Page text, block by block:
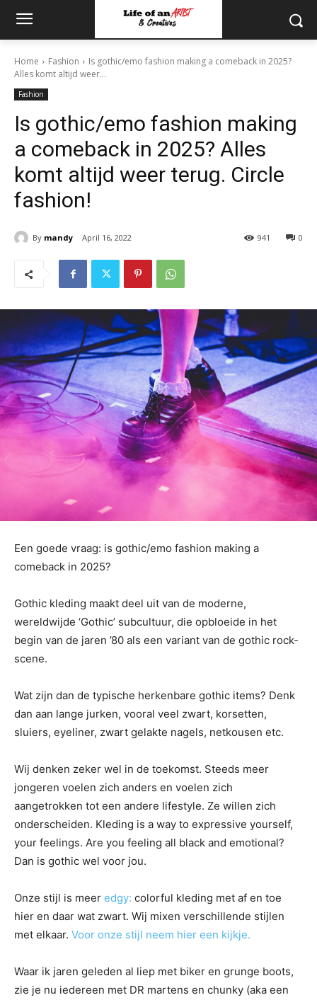
Home Fashion
Is gothic/emo fashion making a comeback in 2025?
Alles komt altijd weer...
Fashion
Is gothic/emo fashion making
a comeback in 2025? Alles
komt altijd weer terug. Circle
fashion!
By mandy April 16, 2022 0
941
Een goede vraag: is gothic/emo fashion making a
comeback in 2025?
Gothic kleding maakt deel uit van de moderne,
wereldwijde ‘Gothic’ subcultuur, die opbloeide in het
begin van de jaren ’80 als een variant van de gothic rock-
scene.
Wat zijn dan de typische herkenbare gothic items? Denk
dan aan lange jurken, vooral veel zwart, korsetten,
sluiers, eyeliner, zwart gelakte nagels, netkousen etc.
Wij denken zeker wel in de toekomst. Steeds meer
jongeren voelen zich anders en voelen zich
aangetrokken tot een andere lifestyle. Ze willen zich
onderscheiden. Kleding is a way to expressive yourself,
your feelings. Are you feeling all black and emotional?
Dan is gothic wel voor jou.
Onze stijl is meer edgy: colorful kleding met af en toe
hier en daar wat zwart. Wij mixen verschillende stijlen
met elkaar. Voor onze stijl neem hier een kijkje.
Waar ik jaren geleden al liep met biker en grunge boots,
zie je nu iedereen met DR martens en chunky (aka een